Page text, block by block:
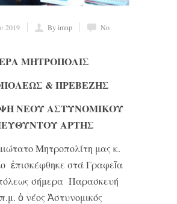
2019 By imnp
No
ΜΗΤΡΟΠΟΛΙΣ
& ΠΡΕΒΕΖΗΣ
ΝΕΟΥ ΑΣΤΥΝΟΜΙΚΟΥ
ΑΡΤΗΣ
Μητροπολίτη μας κ.
ἐπισκέφθηκε στά Γραφεῖα
σήμερα Παρασκευή
ὁ νέος Ἀστυνομικός